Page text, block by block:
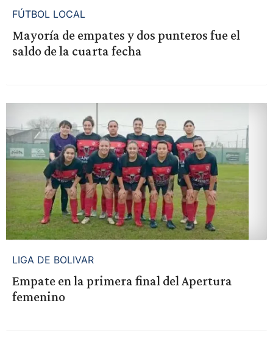
FÚTBOL LOCAL
Mayoría de empates y dos punteros fue el
saldo de la cuarta fecha
LIGA DE BOLIVAR
Empate en la primera final del Apertura
femenino